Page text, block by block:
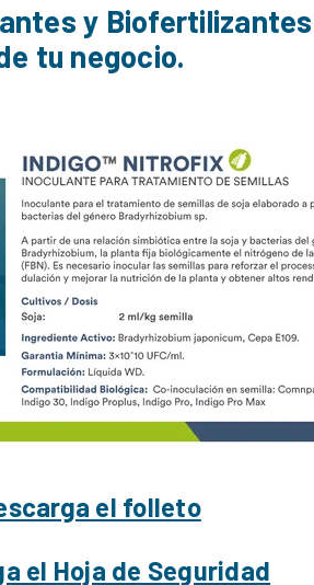
y
tu negocio.
el folleto
el Hoja de Seguridad